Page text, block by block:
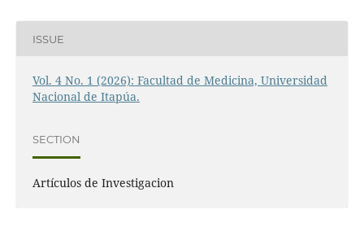
ISSUE
Vol. 4 No. 1 (2026): Facultad de Medicina, Universidad
Nacional de Itapúa.
SECTION
Artículos de Investigacion